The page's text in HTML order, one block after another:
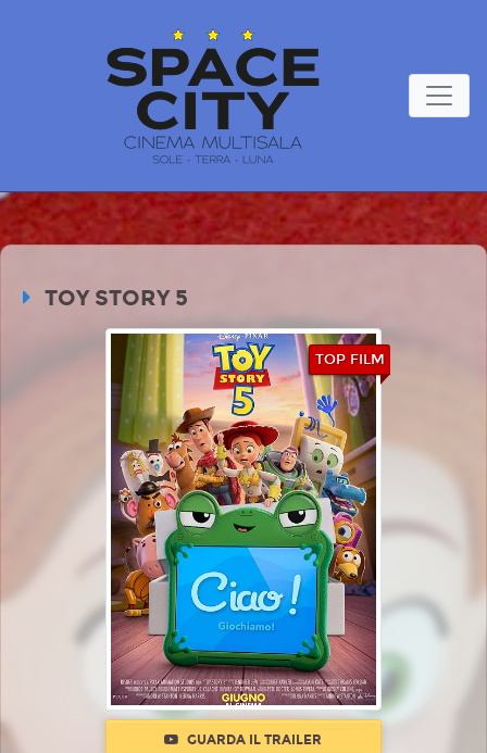
TOY STORY 5
TOP FILM
GUARDA IL TRAILER